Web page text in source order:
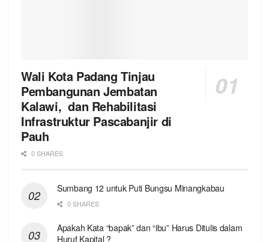
Wali Kota Padang Tinjau
Pembangunan Jembatan
Kalawi, dan Rehabilitasi
Infrastruktur Pascabanjir di
Pauh
0 SHARES
Sumbang 12 untuk Puti Bungsu Minangkabau
0 SHARES
Apakah Kata “bapak” dan “ibu” Harus Ditulis dalam
Huruf Kapital ?